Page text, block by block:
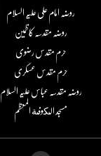
روضہ امام علی علیہ السلام
روضہ مقدسہ کاظمین
حرم مقدس رضوی
حرم مقدس عسکری
روضہ مقدسہ عباس علیہ السلام
مسجد الكوفة المعظم